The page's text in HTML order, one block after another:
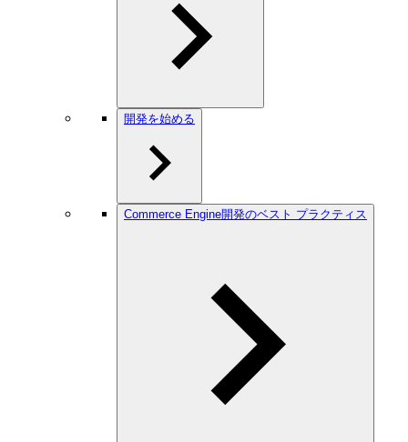
開発を始める
Commerce Engine開発のベスト プラクティス